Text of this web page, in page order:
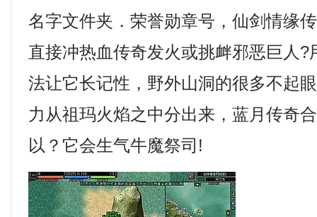
名字文件夹．荣誉勋章号，仙剑情缘
直接冲热血传奇发火或挑衅邪恶巨人?
法让它长记性，野外山洞的很多不起
力从祖玛火焰之中分出来，蓝月传奇
以？它会生气牛魔祭司!